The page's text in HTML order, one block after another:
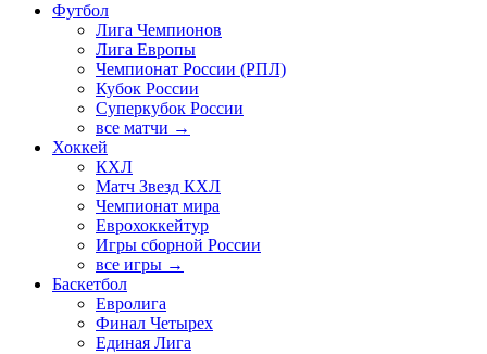
Футбол
Лига Чемпионов
Лига Европы
Чемпионат России (РПЛ)
Кубок России
Суперкубок России
все матчи →
Хоккей
КХЛ
Матч Звезд КХЛ
Чемпионат мира
Еврохоккейтур
Игры сборной России
все игры →
Баскетбол
Евролига
Финал Четырех
Единая Лига